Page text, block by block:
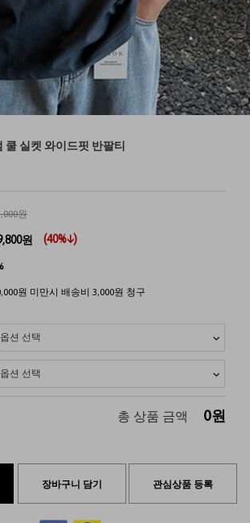
쿨 실켓 와이드핏 반팔티
원
원 (40%↓)
원 미만시 배송비 3,000원 청구
총 상품 금액 0원
장바구니 담기 관심상품 등록